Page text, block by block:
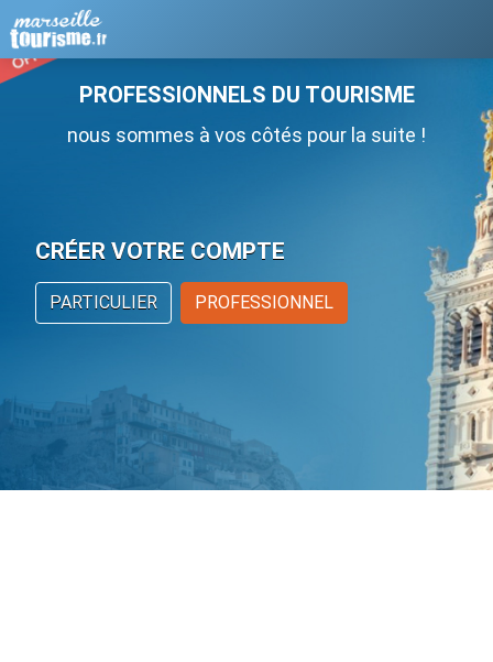
PROFESSIONNELS DU TOURISME
nous sommes à vos côtés pour la suite !
CRÉER VOTRE COMPTE
PARTICULIER PROFESSIONNEL